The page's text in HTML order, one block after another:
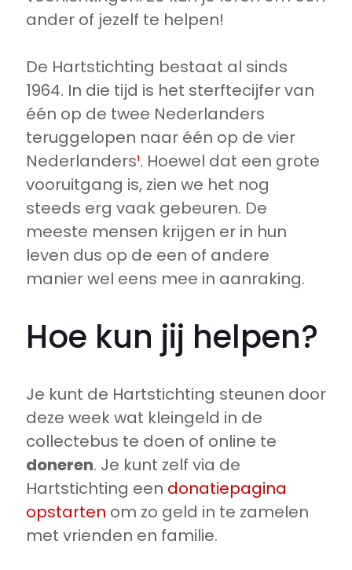
ander of jezelf te helpen!
De Hartstichting bestaat al sinds
1964. In die tijd is het sterftecijfer van
één op de twee Nederlanders
teruggelopen naar één op de vier
Nederlanders¹. Hoewel dat een grote
vooruitgang is, zien we het nog
steeds erg vaak gebeuren. De
meeste mensen krijgen er in hun
leven dus op de een of andere
manier wel eens mee in aanraking.
Hoe kun jij helpen?
Je kunt de Hartstichting steunen door
deze week wat kleingeld in de
collectebus te doen of online te
doneren. Je kunt zelf via de
Hartstichting een donatiepagina
opstarten om zo geld in te zamelen
met vrienden en familie.